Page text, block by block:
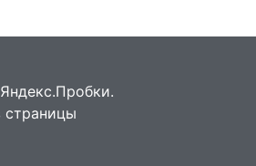
страницы